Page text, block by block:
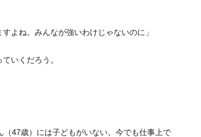
よね。みんなが強いわけじゃないのに」
いくだろう。
47歳）には子どもがいない。今でも仕事上で